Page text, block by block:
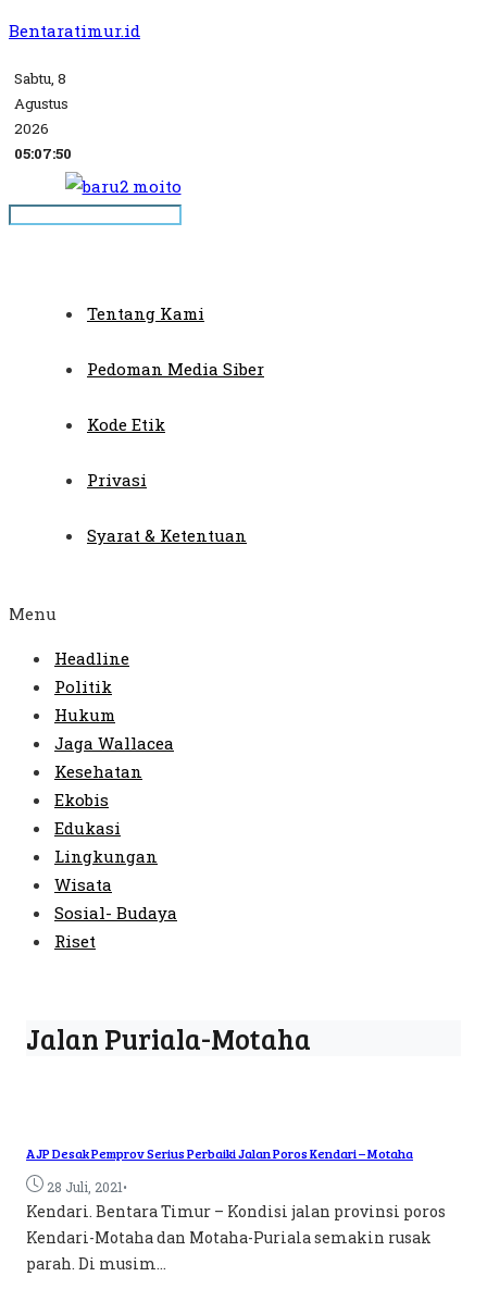
Bentaratimur.id
Sabtu, 8
Agustus
2026
05:07:50
Tentang Kami
Pedoman Media Siber
Kode Etik
Privasi
Syarat & Ketentuan
Menu
Headline
Politik
Hukum
Jaga Wallacea
Kesehatan
Ekobis
Edukasi
Lingkungan
Wisata
Sosial- Budaya
Riset
Jalan Puriala-Motaha
AJP Desak Pemprov Serius Perbaiki Jalan Poros Kendari – Motaha
28 Juli, 2021•
Kendari. Bentara Timur – Kondisi jalan provinsi poros
Kendari-Motaha dan Motaha-Puriala semakin rusak
parah. Di musim...